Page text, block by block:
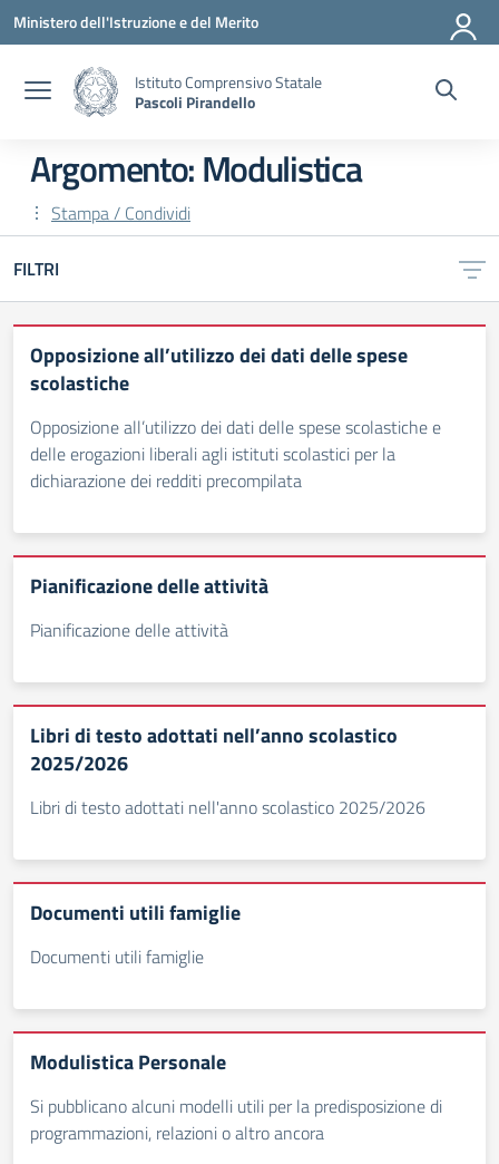
Vai ai contenuti
Vai al menu di navigazione
Vai al footer
Ministero dell'Istruzione e del Merito
Istituto Comprensivo Statale
Pascoli Pirandello
Argomento: Modulistica
Stampa / Condividi
FILTRI
Opposizione all’utilizzo dei dati delle spese
scolastiche
Opposizione all’utilizzo dei dati delle spese scolastiche e
delle erogazioni liberali agli istituti scolastici per la
dichiarazione dei redditi precompilata
Pianificazione delle attività
Pianificazione delle attività
Libri di testo adottati nell’anno scolastico
2025/2026
Libri di testo adottati nell'anno scolastico 2025/2026
Documenti utili famiglie
Documenti utili famiglie
Modulistica Personale
Si pubblicano alcuni modelli utili per la predisposizione di
programmazioni, relazioni o altro ancora